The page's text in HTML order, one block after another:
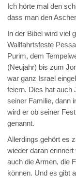
Ich hörte mal den
dass man den
In der Bibel wird viel
Wallfahrtsfeste
Purim, dem
(Neujahr) bis zum
war ganz Israel
feiern. Dies hat auch
seiner Familie, dann
wird er ob seiner
genannt.
Allerdings gehört es
wieder daran
auch die Armen, die
können. Und es gibt